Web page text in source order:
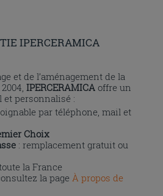
IPERCERAMICA
et de l’aménagement de la
IPERCERAMICA offre un
personnalisé :
par téléphone, mail et
Choix
: remplacement gratuit ou
la France
la pageÀ propos de